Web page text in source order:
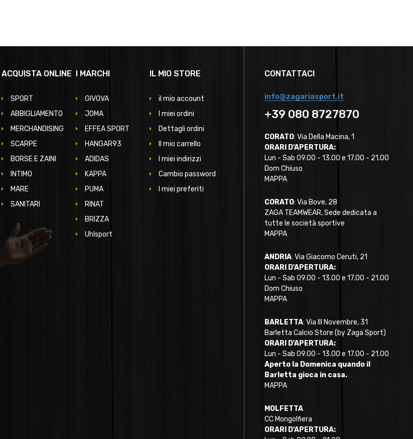
CONTATTACI
info@zagariasport.it
+39 080 8727870
CORATO: Via Della Macina, 1
ORARI D'APERTURA:
Lun - Sab 09.00 - 13.00 e 17.00 - 21.00
Dom Chiuso
MAPPA
CORATO: Via Bove, 28
ZAGA TEAMWEAR, Sede dedicata a
tutte le società sportive
MAPPA
ANDRIA: Via Giacomo Ceruti, 21
ORARI D'APERTURA:
Lun - Sab 09.00 - 13.00 e 17.00 - 21.00
Dom Chiuso
MAPPA
BARLETTA: Via III Novembre, 31
Barletta Calcio Store (by Zaga Sport)
ORARI D'APERTURA:
Lun - Sab 09.00 - 13.00 e 17.00 - 21.00
Aperto la Domenica quando il
Barletta gioca in casa.
MAPPA
MOLFETTA
CC Mongolfiera
ORARI D'APERTURA:
ACQUISTA ONLINE
SPORT
ABBIGLIAMENTO
MERCHANDISING
SCARPE
BORSE E ZAINI
INTIMO
MARE
SANITARI
I MARCHI
GIVOVA
JOMA
EFFEA SPORT
HANGAR93
ADIDAS
KAPPA
PUMA
RINAT
BRIZZA
Uhlsport
IL MIO STORE
il mio account
I miei ordini
Dettagli ordini
Il mio carrello
I miei indirizzi
Cambio password
I miei preferiti